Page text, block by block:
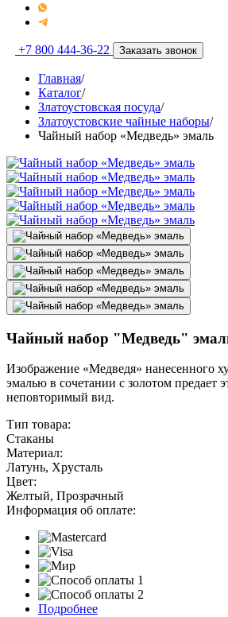
+7 800 444-36-22 Заказать звонок
Главная/
Каталог/
Златоустовская посуда/
Златоустовские чайные наборы/
Чайный набор «Медведь» эмаль
Чайный набор "Медведь"
Изображение «Медведя» нанесенного
эмалью в сочетании с золотом предает
неповторимый вид.
Тип товара:
Стаканы
Материал:
Латунь, Хрусталь
Цвет:
Желтый, Прозрачный
Информация об оплате:
Подробнее